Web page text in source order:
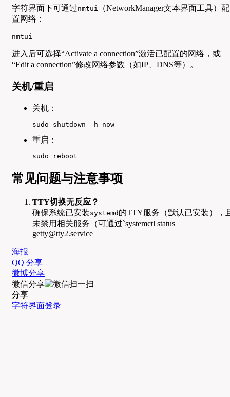
字符界面下可通过nmtui
（NetworkManager文本界面工具）配
置网络：
nmtui
进入后可选择“Activate a connection”激活已配置的网络，或
“Edit a connection”修改网络参数（如IP、DNS等）。
关机/重启
关机：
sudo shutdown -h now
重启：
sudo reboot
常见问题与注意事项
TTY切换无反应？
确保系统已安装systemd 的TTY服务（默认已安装），
未禁用相关服务（可通过`systemctl status
getty@tty2.service
海报
QQ 分享
微博分享
微信分享
分享
字符界面登录